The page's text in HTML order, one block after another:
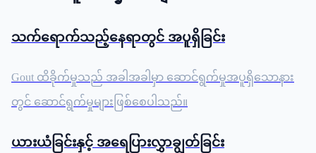
သက်ရောက်သည့်နေရာတွင် အပူရှိခြင်း
Gout ထိခိုက်မှုသည် အခါအခါမှာ ဆောင်ရွက်မှုအပူရှိသောနား
တွင် ဆောင်ရွက်မှုများဖြစ်စေပါသည်။
ယားယံခြင်းနှင့် အရေပြားလွှာချွတ်ခြင်း